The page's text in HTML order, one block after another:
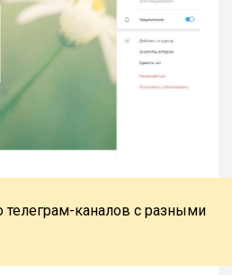
телеграм-каналов с разными